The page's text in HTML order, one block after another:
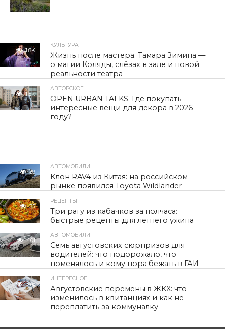
1.8K
КУЛЬТУРА
Жизнь после мастера. Тамара Зимина —
о магии Коляды, слёзах в зале и новой
реальности театра
1.5K
АВТОРСКОЕ
OPEN URBAN TALKS. Где покупать
интересные вещи для декора в 2026
году?
39
АВТОМОБИЛИ
Клон RAV4 из Китая: на российском
рынке появился Toyota Wildlander
55
РЕЦЕПТЫ
Три рагу из кабачков за полчаса:
быстрые рецепты для летнего ужина
401
АВТОМОБИЛИ
Семь августовских сюрпризов для
водителей: что подорожало, что
поменялось и кому пора бежать в ГАИ
376
ИНТЕРЕСНОЕ
Августовские перемены в ЖКХ: что
изменилось в квитанциях и как не
переплатить за коммуналку